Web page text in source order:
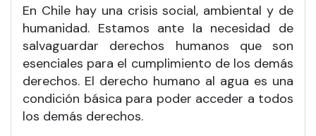
En Chile hay una crisis social, ambiental y de
humanidad. Estamos ante la necesidad de
salvaguardar derechos humanos que son
esenciales para el cumplimiento de los demás
derechos. El derecho humano al agua es una
condición básica para poder acceder a todos
los demás derechos.